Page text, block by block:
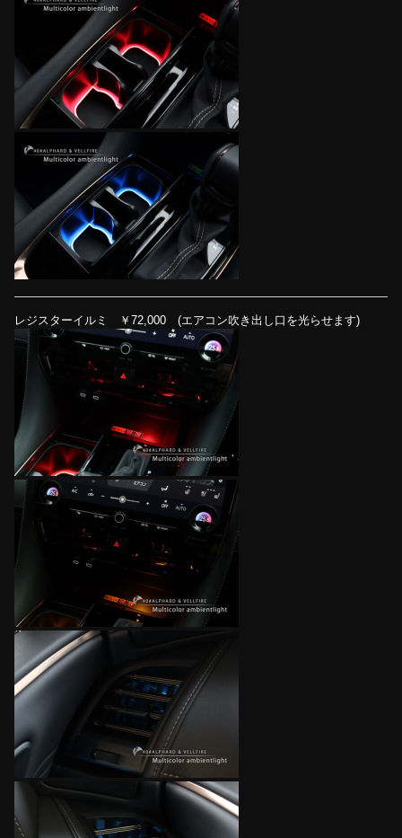
レジスターイルミ ￥72,000 (エアコン吹き出し口を光らせます)